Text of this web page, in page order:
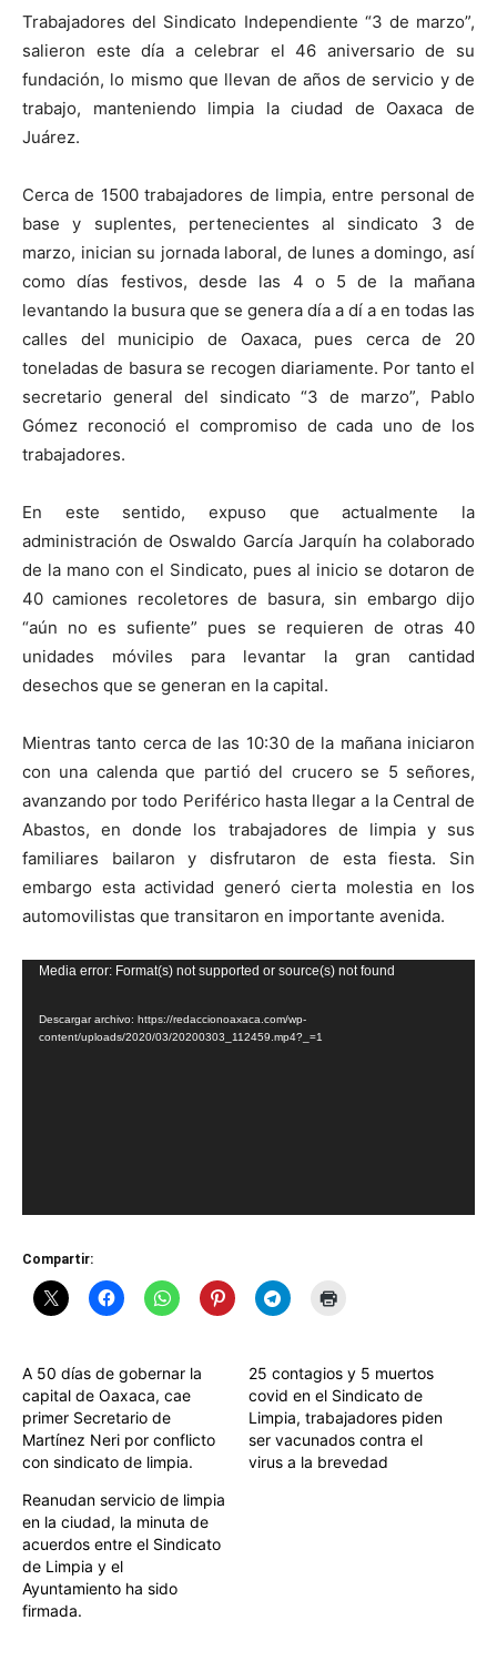
Trabajadores del Sindicato Independiente “3 de marzo”,
salieron este día a celebrar el 46 aniversario de su
fundación, lo mismo que llevan de años de servicio y de
trabajo, manteniendo limpia la ciudad de Oaxaca de
Juárez.
Cerca de 1500 trabajadores de limpia, entre personal de
base y suplentes, pertenecientes al sindicato 3 de
marzo, inician su jornada laboral, de lunes a domingo, así
como días festivos, desde las 4 o 5 de la mañana
levantando la busura que se genera día a dí a en todas las
calles del municipio de Oaxaca, pues cerca de 20
toneladas de basura se recogen diariamente. Por tanto el
secretario general del sindicato “3 de marzo”, Pablo
Gómez reconoció el compromiso de cada uno de los
trabajadores.
En este sentido, expuso que actualmente la
administración de Oswaldo García Jarquín ha colaborado
de la mano con el Sindicato, pues al inicio se dotaron de
40 camiones recoletores de basura, sin embargo dijo
“aún no es sufiente” pues se requieren de otras 40
unidades móviles para levantar la gran cantidad
desechos que se generan en la capital.
Mientras tanto cerca de las 10:30 de la mañana iniciaron
con una calenda que partió del crucero se 5 señores,
avanzando por todo Periférico hasta llegar a la Central de
Abastos, en donde los trabajadores de limpia y sus
familiares bailaron y disfrutaron de esta fiesta. Sin
embargo esta actividad generó cierta molestia en los
automovilistas que transitaron en importante avenida.
Reproductor
vídeo
Media error: Format(s) not supported or source(s) not found
Descargar archivo: https://redaccionoaxaca.com/wp-
content/uploads/2020/03/20200303_112459.mp4?_=1
Compartir:
A 50 días de gobernar la
capital de Oaxaca, cae
primer Secretario de
Martínez Neri por conflicto
con sindicato de limpia.
25 contagios y 5 muertos
covid en el Sindicato de
Limpia, trabajadores piden
ser vacunados contra el
virus a la brevedad
Reanudan servicio de limpia
en la ciudad, la minuta de
acuerdos entre el Sindicato
de Limpia y el
Ayuntamiento ha sido
firmada.